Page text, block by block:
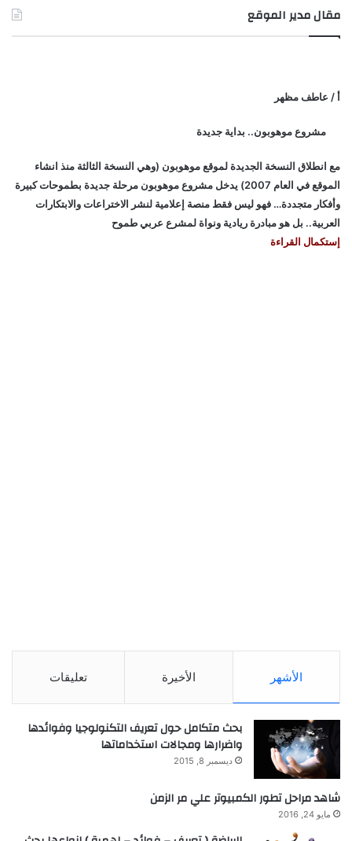
مقال مدير الموقع
أ / عاطف مظهر
مشروع موهوبون.. بداية جديدة
مع انطلاق النسخة الجديدة لموقع موهوبون (وهي النسخة الثالثة منذ انشاء
الموقع في العام 2007) يدخل مشروع موهوبون مرحلة جديدة بطموحات كبيرة
وأفكار متجددة… فهو ليس فقط منصة إعلامية لنشر الاختراعات والابتكارات
العربية.. بل هو مبادرة ريادية ونواة لمشرع عربي طموح
إستكمال القراءة
الأشهر الأخيرة تعليقات
بحث متكامل حول تعريف التكنولوجيا وفوائدها
واضرارها ومجالات استخداماتها
ديسمبر 8, 2015
شاهد مراحل تطور الكمبيوتر علي مر الزمن
مايو 24, 2016